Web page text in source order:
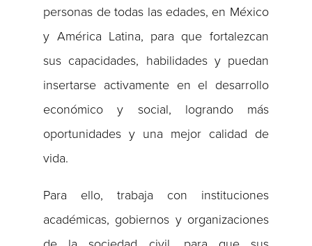
personas de todas las edades, en México
y América Latina, para que fortalezcan
sus capacidades, habilidades y puedan
insertarse activamente en el desarrollo
económico y social, logrando más
oportunidades y una mejor calidad de
vida.
Para ello, trabaja con instituciones
académicas, gobiernos y organizaciones